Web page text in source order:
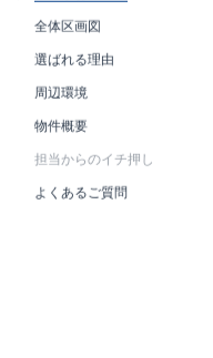
全体区画図
選ばれる理由
周辺環境
物件概要
担当からのイチ押し
よくあるご質問